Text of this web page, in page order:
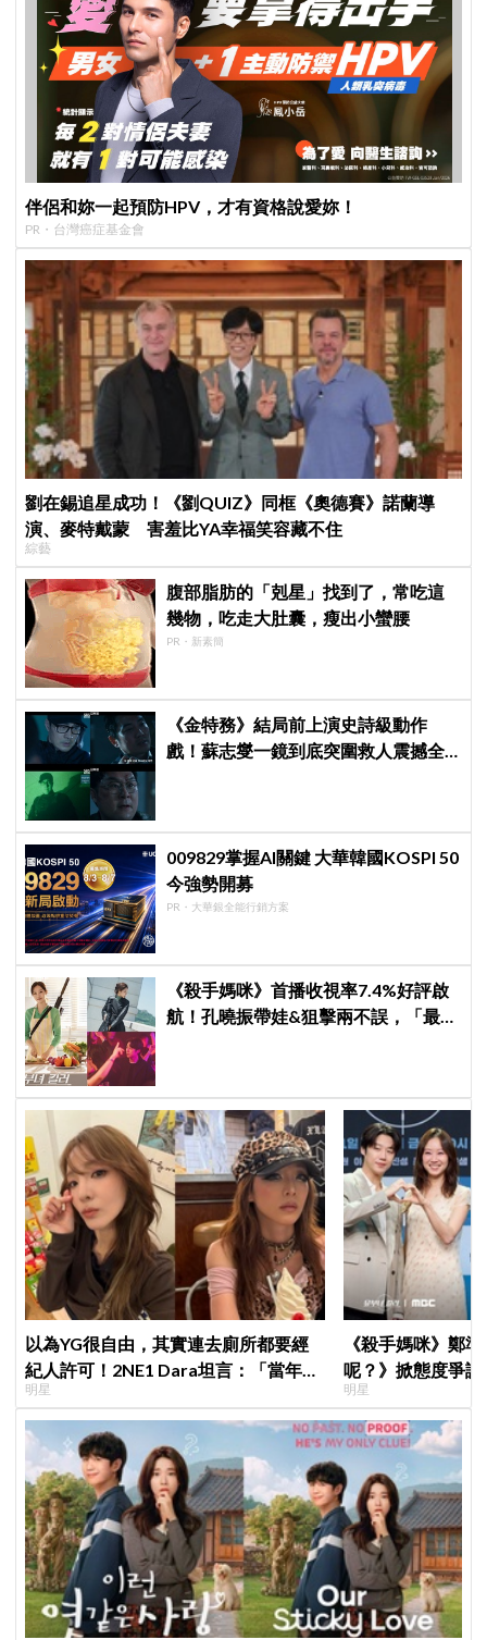
伴侶和妳一起預防HPV，才有資格說愛妳！
PR・台灣癌症基金會
劉在錫追星成功！《劉QUIZ》同框《奧德賽》諾蘭導
演、麥特戴蒙 害羞比YA幸福笑容藏不住
綜藝
腹部脂肪的「剋星」找到了，常吃這
幾物，吃走大肚囊，瘦出小蠻腰
PR・新素簡
《金特務》結局前上演史詩級動作
戲！蘇志燮一鏡到底突圍救人震撼全
009829掌握AI關鍵 大華韓國KOSPI 50
今強勢開募
PR・大華銀全能行銷方案
《殺手媽咪》首播收視率7.4%好評啟
航！孔曉振帶娃&狙擊兩不誤，「最狂
以為YG很自由，其實連去廁所都要經
紀人許可！2NE1 Dara坦言：「當年超
羨慕少女時代」
明星
《殺手媽咪》鄭
呢？》掀態度爭
真的吐了」心疼
明星